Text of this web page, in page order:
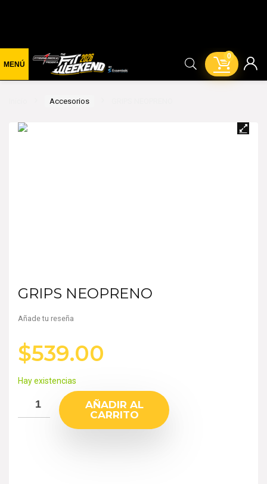
0
Accesorios
GRIPS NEOPRENO
Añade tu reseña
$539.00
Hay existencias
AÑADIR AL
CARRITO